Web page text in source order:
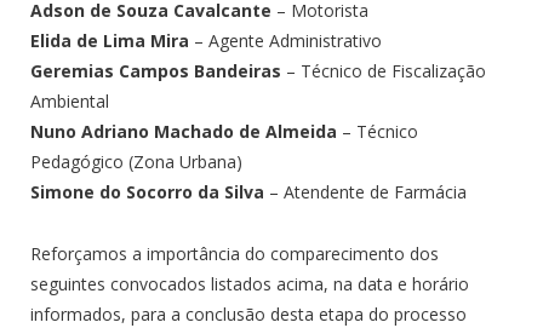
Adson de Souza Cavalcante – Motorista
Elida de Lima Mira – Agente Administrativo
Geremias Campos Bandeiras – Técnico de Fiscalização
Ambiental
Nuno Adriano Machado de Almeida – Técnico
Pedagógico (Zona Urbana)
Simone do Socorro da Silva – Atendente de Farmácia
Reforçamos a importância do comparecimento dos
seguintes convocados listados acima, na data e horário
informados, para a conclusão desta etapa do processo